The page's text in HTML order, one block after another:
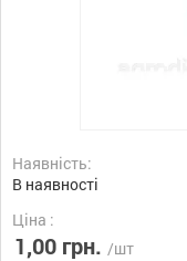
Наявність:
В наявності
Ціна :
1,00 грн. /шт